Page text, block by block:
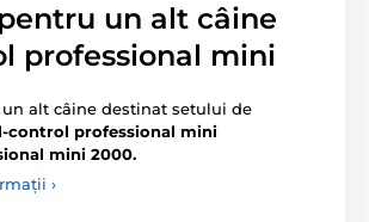
un alt câine
professional mini
alt câine destinat setului de
control professional mini
mini 2000.
›